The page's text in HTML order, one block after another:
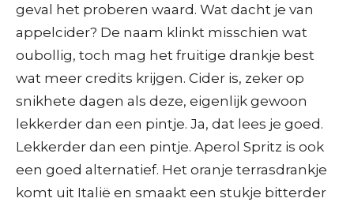
geval het proberen waard. Wat dacht je van
appelcider? De naam klinkt misschien wat
oubollig, toch mag het fruitige drankje best
wat meer credits krijgen. Cider is, zeker op
snikhete dagen als deze, eigenlijk gewoon
lekkerder dan een pintje. Ja, dat lees je goed.
Lekkerder dan een pintje. Aperol Spritz is ook
een goed alternatief. Het oranje terrasdrankje
komt uit Italië en smaakt een stukje bitterder